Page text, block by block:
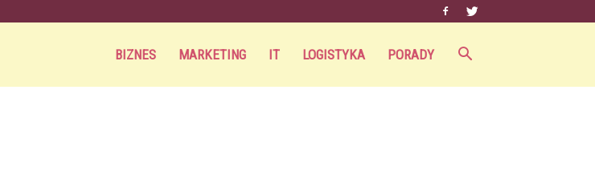
BIZNES MARKETING IT LOGISTYKA PORADY